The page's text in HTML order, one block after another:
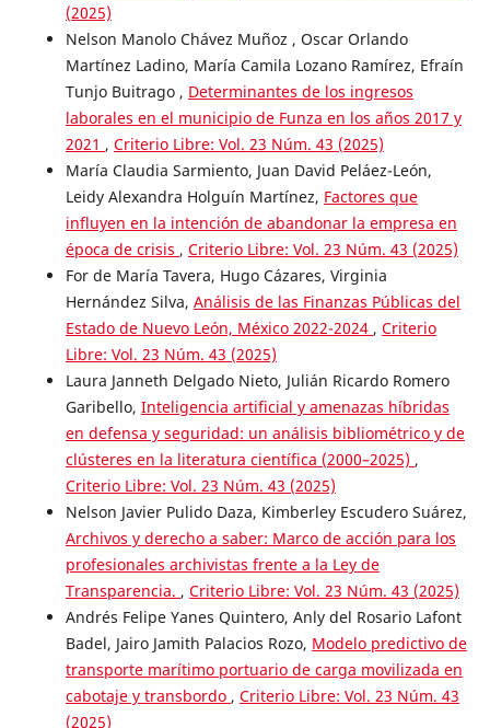
(2025)
Nelson Manolo Chávez Muñoz , Oscar Orlando
Martínez Ladino, María Camila Lozano Ramírez, Efraín
Tunjo Buitrago , Determinantes de los ingresos
laborales en el municipio de Funza en los años 2017 y
2021 , Criterio Libre: Vol. 23 Núm. 43 (2025)
María Claudia Sarmiento, Juan David Peláez-León,
Leidy Alexandra Holguín Martínez, Factores que
influyen en la intención de abandonar la empresa en
época de crisis , Criterio Libre: Vol. 23 Núm. 43 (2025)
For de María Tavera, Hugo Cázares, Virginia
Hernández Silva, Análisis de las Finanzas Públicas del
Estado de Nuevo León, México 2022-2024 , Criterio
Libre: Vol. 23 Núm. 43 (2025)
Laura Janneth Delgado Nieto, Julián Ricardo Romero
Garibello, Inteligencia artificial y amenazas híbridas
en defensa y seguridad: un análisis bibliométrico y de
clústeres en la literatura científica (2000–2025) ,
Criterio Libre: Vol. 23 Núm. 43 (2025)
Nelson Javier Pulido Daza, Kimberley Escudero Suárez,
Archivos y derecho a saber: Marco de acción para los
profesionales archivistas frente a la Ley de
Transparencia. , Criterio Libre: Vol. 23 Núm. 43 (2025)
Andrés Felipe Yanes Quintero, Anly del Rosario Lafont
Badel, Jairo Jamith Palacios Rozo, Modelo predictivo de
transporte marítimo portuario de carga movilizada en
cabotaje y transbordo , Criterio Libre: Vol. 23 Núm. 43
(2025)